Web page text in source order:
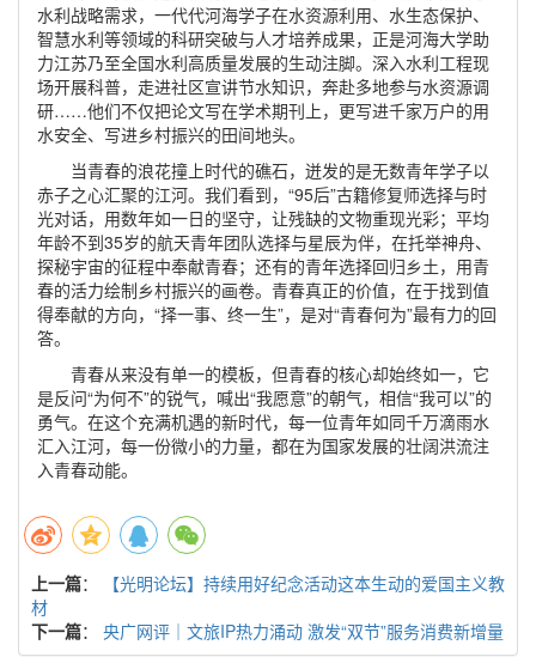
水利战略需求，一代代河海学子在水资源利用、水生态保护、
智慧水利等领域的科研突破与人才培养成果，正是河海大学助
力江苏乃至全国水利高质量发展的生动注脚。深入水利工程现
场开展科普，走进社区宣讲节水知识，奔赴多地参与水资源调
研……他们不仅把论文写在学术期刊上，更写进千家万户的用
水安全、写进乡村振兴的田间地头。
当青春的浪花撞上时代的礁石，迸发的是无数青年学子以
赤子之心汇聚的江河。我们看到，“95后”古籍修复师选择与时
光对话，用数年如一日的坚守，让残缺的文物重现光彩；平均
年龄不到35岁的航天青年团队选择与星辰为伴，在托举神舟、
探秘宇宙的征程中奉献青春；还有的青年选择回归乡土，用青
春的活力绘制乡村振兴的画卷。青春真正的价值，在于找到值
得奉献的方向，“择一事、终一生”，是对“青春何为”最有力的回
答。
青春从来没有单一的模板，但青春的核心却始终如一，它
是反问“为何不”的锐气，喊出“我愿意”的朝气，相信“我可以”的
勇气。在这个充满机遇的新时代，每一位青年如同千万滴雨水
汇入江河，每一份微小的力量，都在为国家发展的壮阔洪流注
入青春动能。
上一篇：
【光明论坛】持续用好纪念活动这本生动的爱国主义教
材
下一篇： 央广网评｜文旅IP热力涌动 激发“双节”服务消费新增量